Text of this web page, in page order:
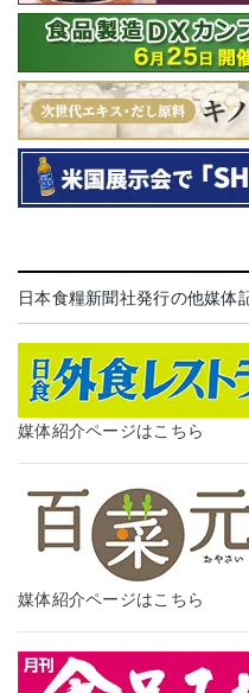
日本食糧新聞社発行の他媒体
媒体紹介ページはこちら
媒体紹介ページはこちら